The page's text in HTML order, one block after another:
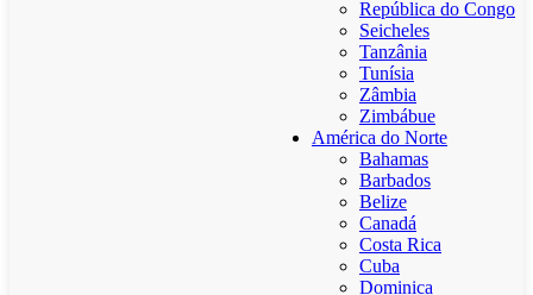
República do Congo
Seicheles
Tanzânia
Tunísia
Zâmbia
Zimbábue
América do Norte
Bahamas
Barbados
Belize
Canadá
Costa Rica
Cuba
Dominica